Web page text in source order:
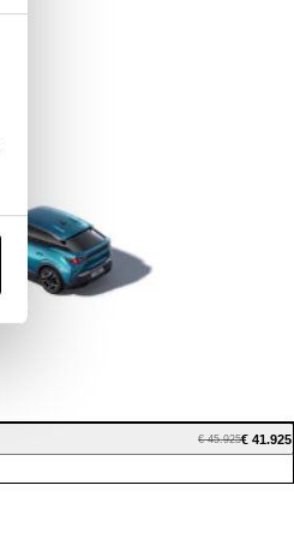
€ 45.925€ 41.925